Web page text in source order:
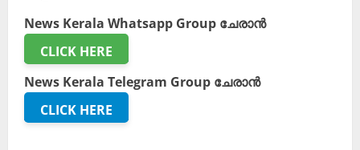
News Kerala Whatsapp Group ചേരാൻ
CLICK HERE
News Kerala Telegram Group ചേരാൻ
CLICK HERE